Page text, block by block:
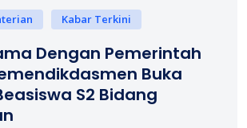
Kabar Terkini
Dengan Pemerintah
Buka
S2 Bidang